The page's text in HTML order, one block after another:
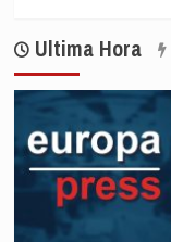
Ultima Hora